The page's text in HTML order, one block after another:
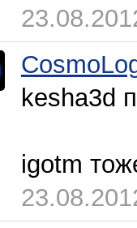
kesha3d
igotm